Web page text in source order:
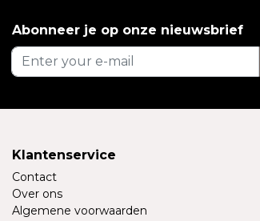
Abonneer je op onze nieuwsbrief
Klantenservice
Contact
Over ons
Algemene voorwaarden